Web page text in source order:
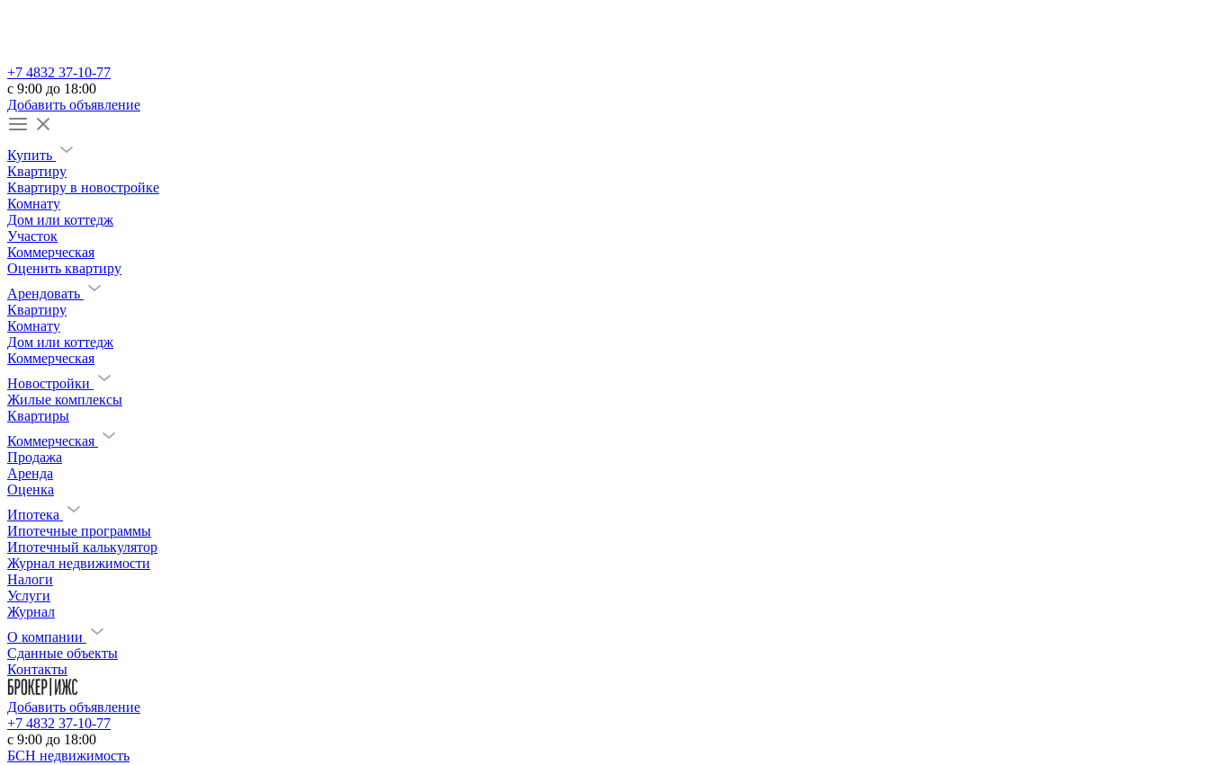
+7 4832 37-10-77
c 9:00 до 18:00
Добавить объявление
Купить
Квартиру
Квартиру в новостройке
Комнату
Дом или коттедж
Участок
Коммерческая
Оценить квартиру
Арендовать
Квартиру
Комнату
Дом или коттедж
Коммерческая
Новостройки
Жилые комплексы
Квартиры
Коммерческая
Продажа
Аренда
Оценка
Ипотека
Ипотечные программы
Ипотечный калькулятор
Журнал недвижимости
Налоги
Услуги
Журнал
О компании
Сданные объекты
Контакты
Добавить объявление
+7 4832 37-10-77
c 9:00 до 18:00
БСН недвижимость